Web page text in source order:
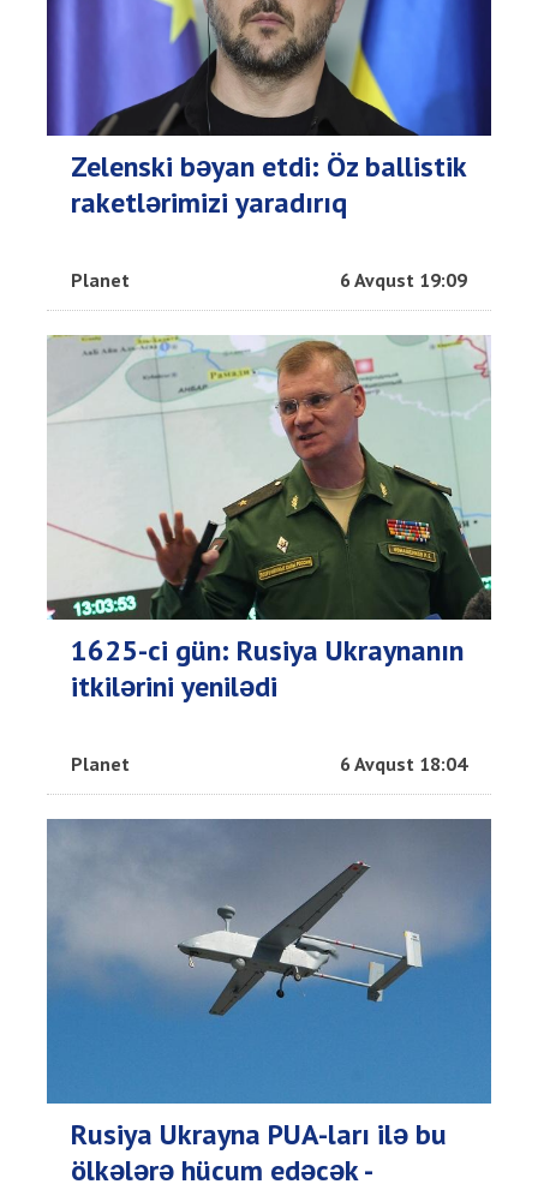
Zelenski bəyan etdi: Öz ballistik
raketlərimizi yaradırıq
Planet 6 Avqust 19:09
1625-ci gün: Rusiya Ukraynanın
itkilərini yenilədi
Planet 6 Avqust 18:04
Rusiya Ukrayna PUA-ları ilə bu
ölkələrə hücum edəcək -